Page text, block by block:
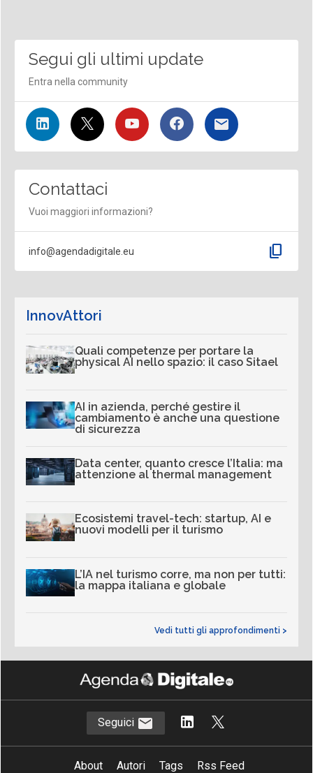
Segui gli ultimi update
Entra nella community
Contattaci
Vuoi maggiori informazioni?
info@agendadigitale.eu content_copy
InnovAttori
Quali competenze per portare la
physical AI nello spazio: il caso Sitael
AI in azienda, perché gestire il
cambiamento è anche una questione
di sicurezza
Data center, quanto cresce l’Italia: ma
attenzione al thermal management
Ecosistemi travel-tech: startup, AI e
nuovi modelli per il turismo
L’IA nel turismo corre, ma non per tutti:
la mappa italiana e globale
Vedi tutti gli approfondimenti >
Seguici
About Autori Tags
Rss Feed